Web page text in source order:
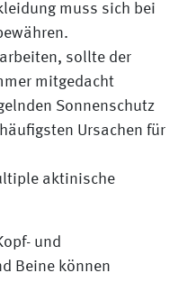
muss sich bei
sollte der
mitgedacht
Sonnenschutz
Ursachen für
aktinische
und
Beine können